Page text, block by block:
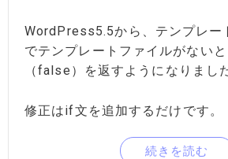
WordPress5.5から、テンプレー
でテンプレートファイルがない
（false）を返すようになりまし
修正はif文を追加するだけです。
続きを読む